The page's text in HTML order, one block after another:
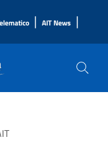
| AIT News |